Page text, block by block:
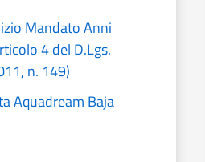
Mandato Anni
4 del D.Lgs.
n. 149)
Aquadream Baja